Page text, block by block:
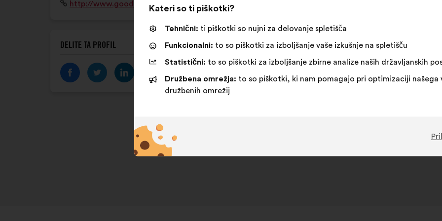
Spletišče:
http://www.goodstoknow.net/
DELITE TA PROFIL
Kateri so ti piškotki?
Tehnični: ti piškotki so nujni za delovanje spletišča
Funkcionalni: to so piškotki za izboljšanje vaše izkušnje na spletišču
Statistični: to so piškotki za izboljšanje zbirne analize naših državljanskih
Družbena omrežja: to so piškotki, ki nam pomagajo pri optimizaciji našega
družbenih omrežij